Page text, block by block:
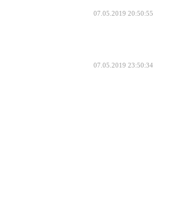
07.05.2019 20:50:55
07.05.2019 23:50:34